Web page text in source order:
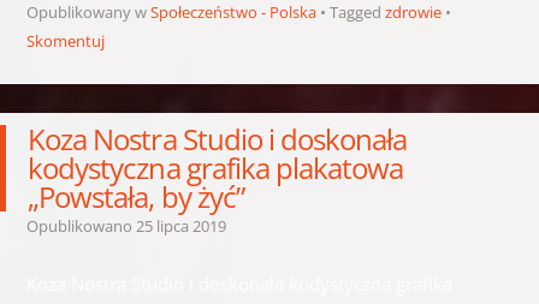
Opublikowany wSpołeczeństwo - Polska Tagged zdrowie
Skomentuj
Koza Nostra Studio i doskonała
kodystyczna grafika plakatowa
„Powstała, by żyć”
Opublikowano 25 lipca 2019